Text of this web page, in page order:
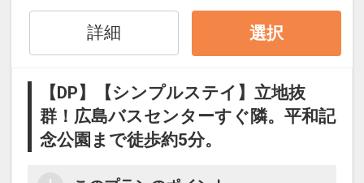
・バスルームには、女性に嬉しい拡大鏡
・ズボンプレッサー、加湿空気清浄機完
備
■アクセス■
・広島バスセンター（広島空港リムジン
バス発着）すぐ隣！
詳細 選択
【DP】【シンプルステイ】立地抜
群！広島バスセンターすぐ隣。平和記
念公園まで徒歩約5分。